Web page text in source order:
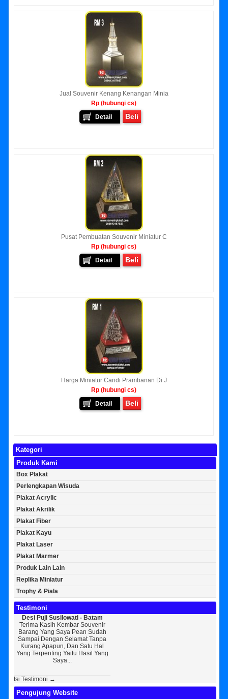
Jual Souvenir Kenang Kenangan Minia
Rp (hubungi cs)
Detail
Beli
Pusat Pembuatan Souvenir Miniatur C
Rp (hubungi cs)
Detail
Beli
Harga Miniatur Candi Prambanan Di J
Rp (hubungi cs)
Detail
Beli
Kategori
Produk Kami
Box Plakat
Perlengkapan Wisuda
Plakat Acrylic
Plakat Akrilik
Plakat Fiber
Plakat Kayu
Plakat Laser
Plakat Marmer
Produk Lain Lain
Replika Miniatur
Trophy & Piala
Testimoni
Desi Puji Susilowati - Batam
Terima Kasih Kembar Souvenir
Barang Yang Saya Pean Sudah
Sampai Dengan Selamat Tanpa
Kurang Apapun, Dan Satu Hal
Yang Terpenting Yaitu Hasil Yang
Saya...
Bayu Kurniawan - Jakarta Pusat
Sedikit Membagikan Kisah Sukses
Saya, Perkenalkan Pak Saya Bayu
Wisuda Dan Souvenir Wisuda Di
Kembar Souvenir, Sebetulnya S...
Isi Testimoni →
Pengujung Website